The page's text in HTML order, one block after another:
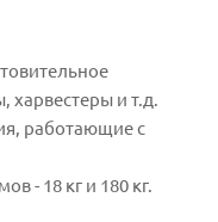
харвестеры и т.д.
работающие с
- 18 кг и 180 кг.